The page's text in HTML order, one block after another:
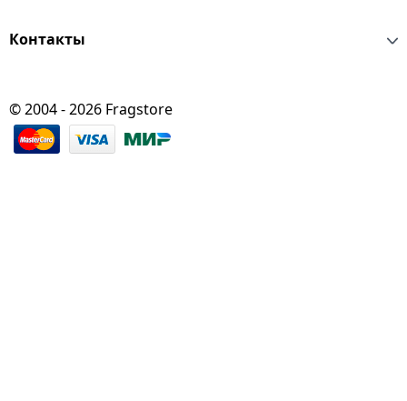
Контакты
© 2004 - 2026 Fragstore